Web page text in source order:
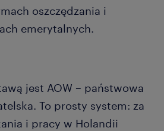
oszczędzania i
emerytalnych.
jest AOW – państwowa
To prosty system: za
i pracy w Holandii